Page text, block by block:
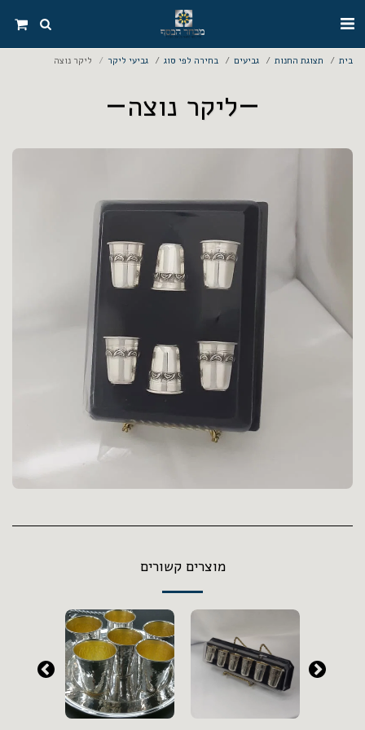
בית תצוגת החנות גביעים בחירה לפי סוג גביעי ליקר ליקר נוצה
ליקר נוצה
מוצרים קשורים